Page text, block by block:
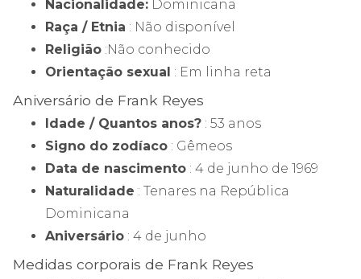
Nacionalidade: Dominicana
Raça / Etnia : Não disponível
Religião :Não conhecido
Orientação sexual : Em linha reta
Aniversário de Frank Reyes
Idade / Quantos anos? : 53 anos
Signo do zodíaco : Gêmeos
Data de nascimento : 4 de junho de 1969
Naturalidade : Tenares na República
Dominicana
Aniversário : 4 de junho
Medidas corporais de Frank Reyes